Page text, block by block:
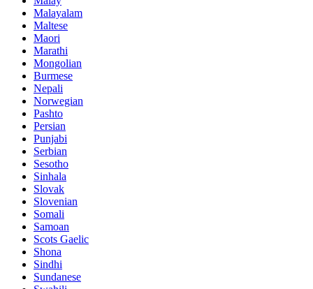
Malayalam
Maltese
Maori
Marathi
Mongolian
Burmese
Nepali
Norwegian
Pashto
Persian
Punjabi
Serbian
Sesotho
Sinhala
Slovak
Slovenian
Somali
Samoan
Scots Gaelic
Shona
Sindhi
Sundanese